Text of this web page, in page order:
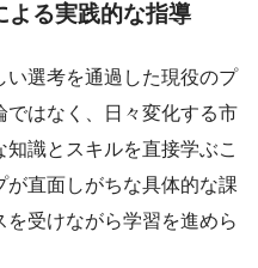
よる実践的な指導
い選考を通過した現役のプ
ではなく、日々変化する市
識とスキルを直接学ぶこ
が直面しがちな具体的な課
受けながら学習を進めら